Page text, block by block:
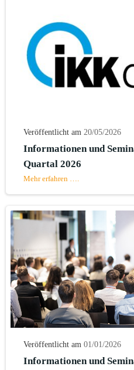
Veröffentlicht am 20/05/2026
Informationen und
Quartal 2026
Mehr erfahren ….
Veröffentlicht am 01/01/2026
Informationen und